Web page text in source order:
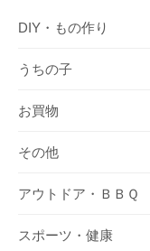
DIY・もの作り
うちの子
お買物
その他
アウトドア・ＢＢＱ
スポーツ・健康